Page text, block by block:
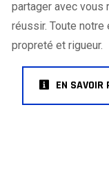
partager avec vous
réussir. Toute
propreté et rigueur.
EN SAVOIR